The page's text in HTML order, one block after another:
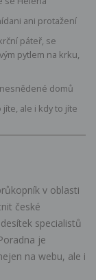
ani protažení
páteř, se
pytlem na krku,
domů
ale i kdy to jíte
v oblasti
české
specialistů
je
na webu, ale i